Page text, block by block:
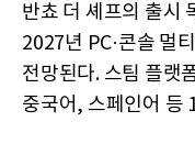
반쵸 더 셰프의 출시
2027년 PC·콘솔 멀
전망된다. 스팀 플랫
중국어, 스페인어 등